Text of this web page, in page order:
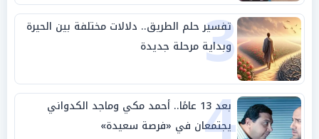
3
تفسير حلم الطريق.. دلالات مختلفة بين الحيرة
وبداية مرحلة جديدة
بعد 13 عامًا.. أحمد مكي وماجد الكدواني
يجتمعان في «فرصة سعيدة»